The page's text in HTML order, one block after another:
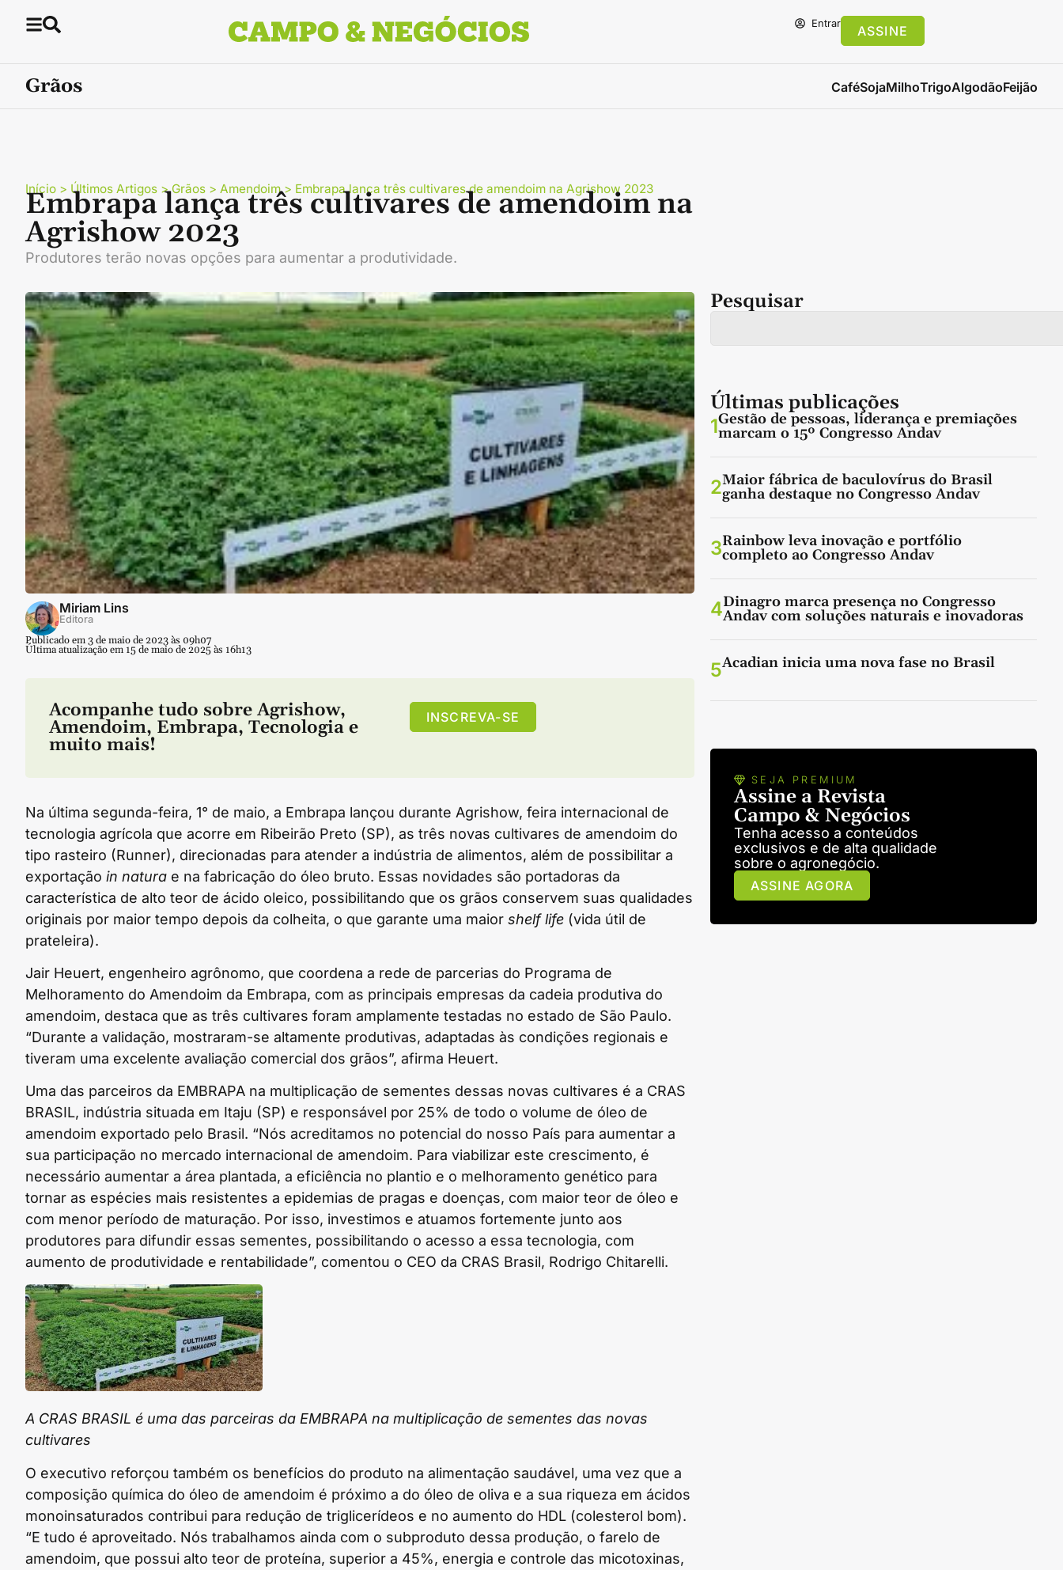
Entrar ASSINE
Grãos CaféSojaMilhoTrigoAlgodãoFeijão
Início > Últimos Artigos >Grãos > Amendoim> Embrapa lança três cultivares de amendoim na Agrishow 2023
Embrapa lança três cultivares de amendoim na
Agrishow 2023
Produtores terão novas opções para aumentar a produtividade.
Miriam Lins
Editora
Publicado em 3 de maio de 2023 às 09h07
Última atualização em 15 de maio de 2025 às 16h13
Acompanhe tudo sobre Agrishow,
Amendoim, Embrapa, Tecnologia e
muito mais!
INSCREVA-SE
Na última segunda-feira, 1° de maio, a Embrapa lançou durante Agrishow, feira internacional de
tecnologia agrícola que acorre em Ribeirão Preto (SP), as três novas cultivares de amendoim do
tipo rasteiro (Runner), direcionadas para atender a indústria de alimentos, além de possibilitar a
exportação in natura e na fabricação do óleo bruto. Essas novidades são portadoras da
característica de alto teor de ácido oleico, possibilitando que os grãos conservem suas qualidades
originais por maior tempo depois da colheita, o que garante uma maior shelf life (vida útil de
prateleira).
Jair Heuert, engenheiro agrônomo, que coordena a rede de parcerias do Programa de
Melhoramento do Amendoim da Embrapa, com as principais empresas da cadeia produtiva do
amendoim, destaca que as três cultivares foram amplamente testadas no estado de São Paulo.
“Durante a validação, mostraram-se altamente produtivas, adaptadas às condições regionais e
tiveram uma excelente avaliação comercial dos grãos”, afirma Heuert.
Uma das parceiros da EMBRAPA na multiplicação de sementes dessas novas cultivares é a CRAS
BRASIL, indústria situada em Itaju (SP) e responsável por 25% de todo o volume de óleo de
amendoim exportado pelo Brasil. “Nós acreditamos no potencial do nosso País para aumentar a
sua participação no mercado internacional de amendoim. Para viabilizar este crescimento, é
necessário aumentar a área plantada, a eficiência no plantio e o melhoramento genético para
tornar as espécies mais resistentes a epidemias de pragas e doenças, com maior teor de óleo e
com menor período de maturação. Por isso, investimos e atuamos fortemente junto aos
produtores para difundir essas sementes, possibilitando o acesso a essa tecnologia, com
aumento de produtividade e rentabilidade”, comentou o CEO da CRAS Brasil, Rodrigo Chitarelli.
A CRAS BRASIL é uma das parceiras da EMBRAPA na multiplicação de sementes das novas
cultivares
O executivo reforçou também os benefícios do produto na alimentação saudável, uma vez que a
composição química do óleo de amendoim é próximo a do óleo de oliva e a sua riqueza em ácidos
monoinsaturados contribui para redução de triglicerídeos e no aumento do HDL (colesterol bom).
“E tudo é aproveitado. Nós trabalhamos ainda com o subproduto dessa produção, o farelo de
amendoim, que possui alto teor de proteína, superior a 45%, energia e controle das micotoxinas,
Pesquisar
Últimas publicações
1Gestão de pessoas, liderança e premiações
marcam o 15º Congresso Andav
2Maior fábrica de baculovírus do Brasil
ganha destaque no Congresso Andav
3Rainbow leva inovação e portfólio
completo ao Congresso Andav
4Dinagro marca presença no Congresso
Andav com soluções naturais e inovadoras
5Acadian inicia uma nova fase no Brasil
SEJA PREMIUM
Assine a Revista
Campo & Negócios
Tenha acesso a conteúdos
exclusivos e de alta qualidade
sobre o agronegócio.
ASSINE AGORA